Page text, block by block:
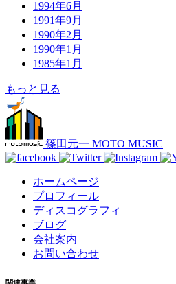
1994年6月
1991年9月
1990年2月
1990年1月
1985年1月
もっと見る
篠田元一 MOTO MUSIC
ホームページ
プロフィール
ディスコグラフィ
ブログ
会社案内
お問い合わせ